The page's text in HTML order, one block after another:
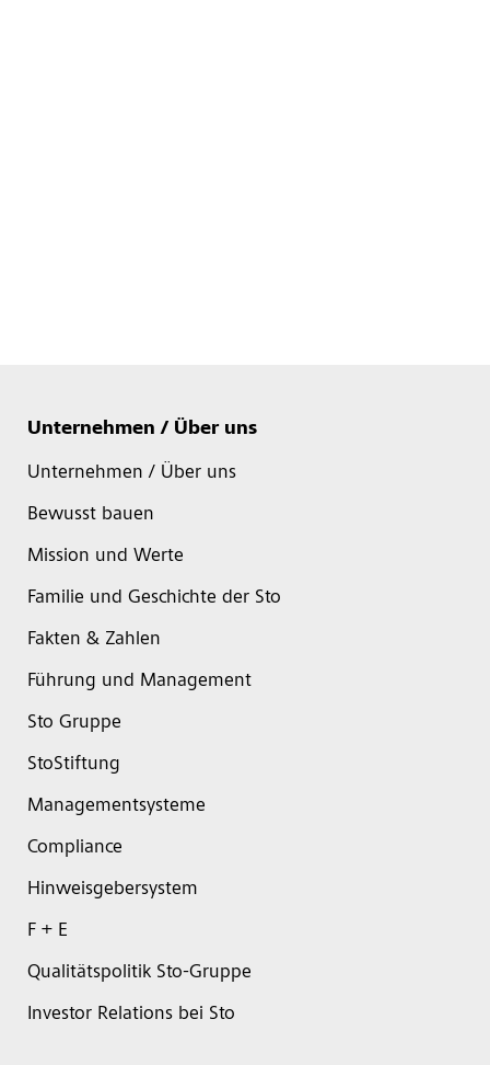
Unternehmen / Über uns
Unternehmen / Über uns
Bewusst bauen
Mission und Werte
Familie und Geschichte der Sto
Fakten & Zahlen
Führung und Management
Sto Gruppe
StoStiftung
Managementsysteme
Compliance
Hinweisgebersystem
F + E
Qualitätspolitik Sto-Gruppe
Investor Relations bei Sto